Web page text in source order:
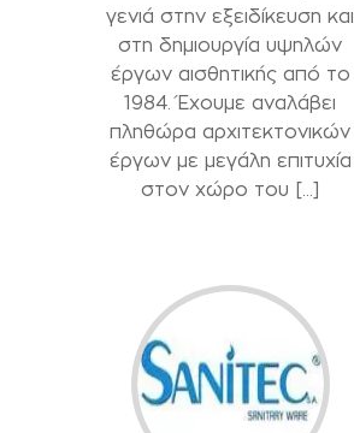
γενιά στην εξειδίκευση και
στη δημιουργία υψηλών
έργων αισθητικής από το
1984. Έχουμε αναλάβει
πληθώρα αρχιτεκτονικών
έργων με μεγάλη επιτυχία
στον χώρο του […]